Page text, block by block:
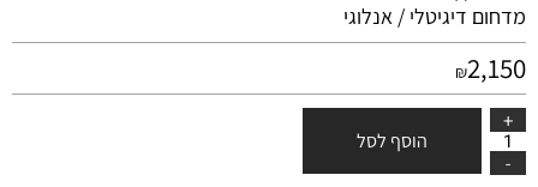
מדחום דיגיטלי / אנלוגי
₪2,150
הוסף לסל